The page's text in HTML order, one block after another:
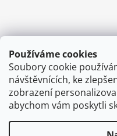
Používáme cookies
Soubory cookie
návštěvnících, ke
zobrazení
abychom vám poskytli
Sledovat na